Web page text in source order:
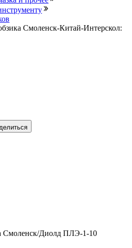
Смоленск-Китай-Интерскол:
Смоленск/Диолд ПЛЭ-1-10